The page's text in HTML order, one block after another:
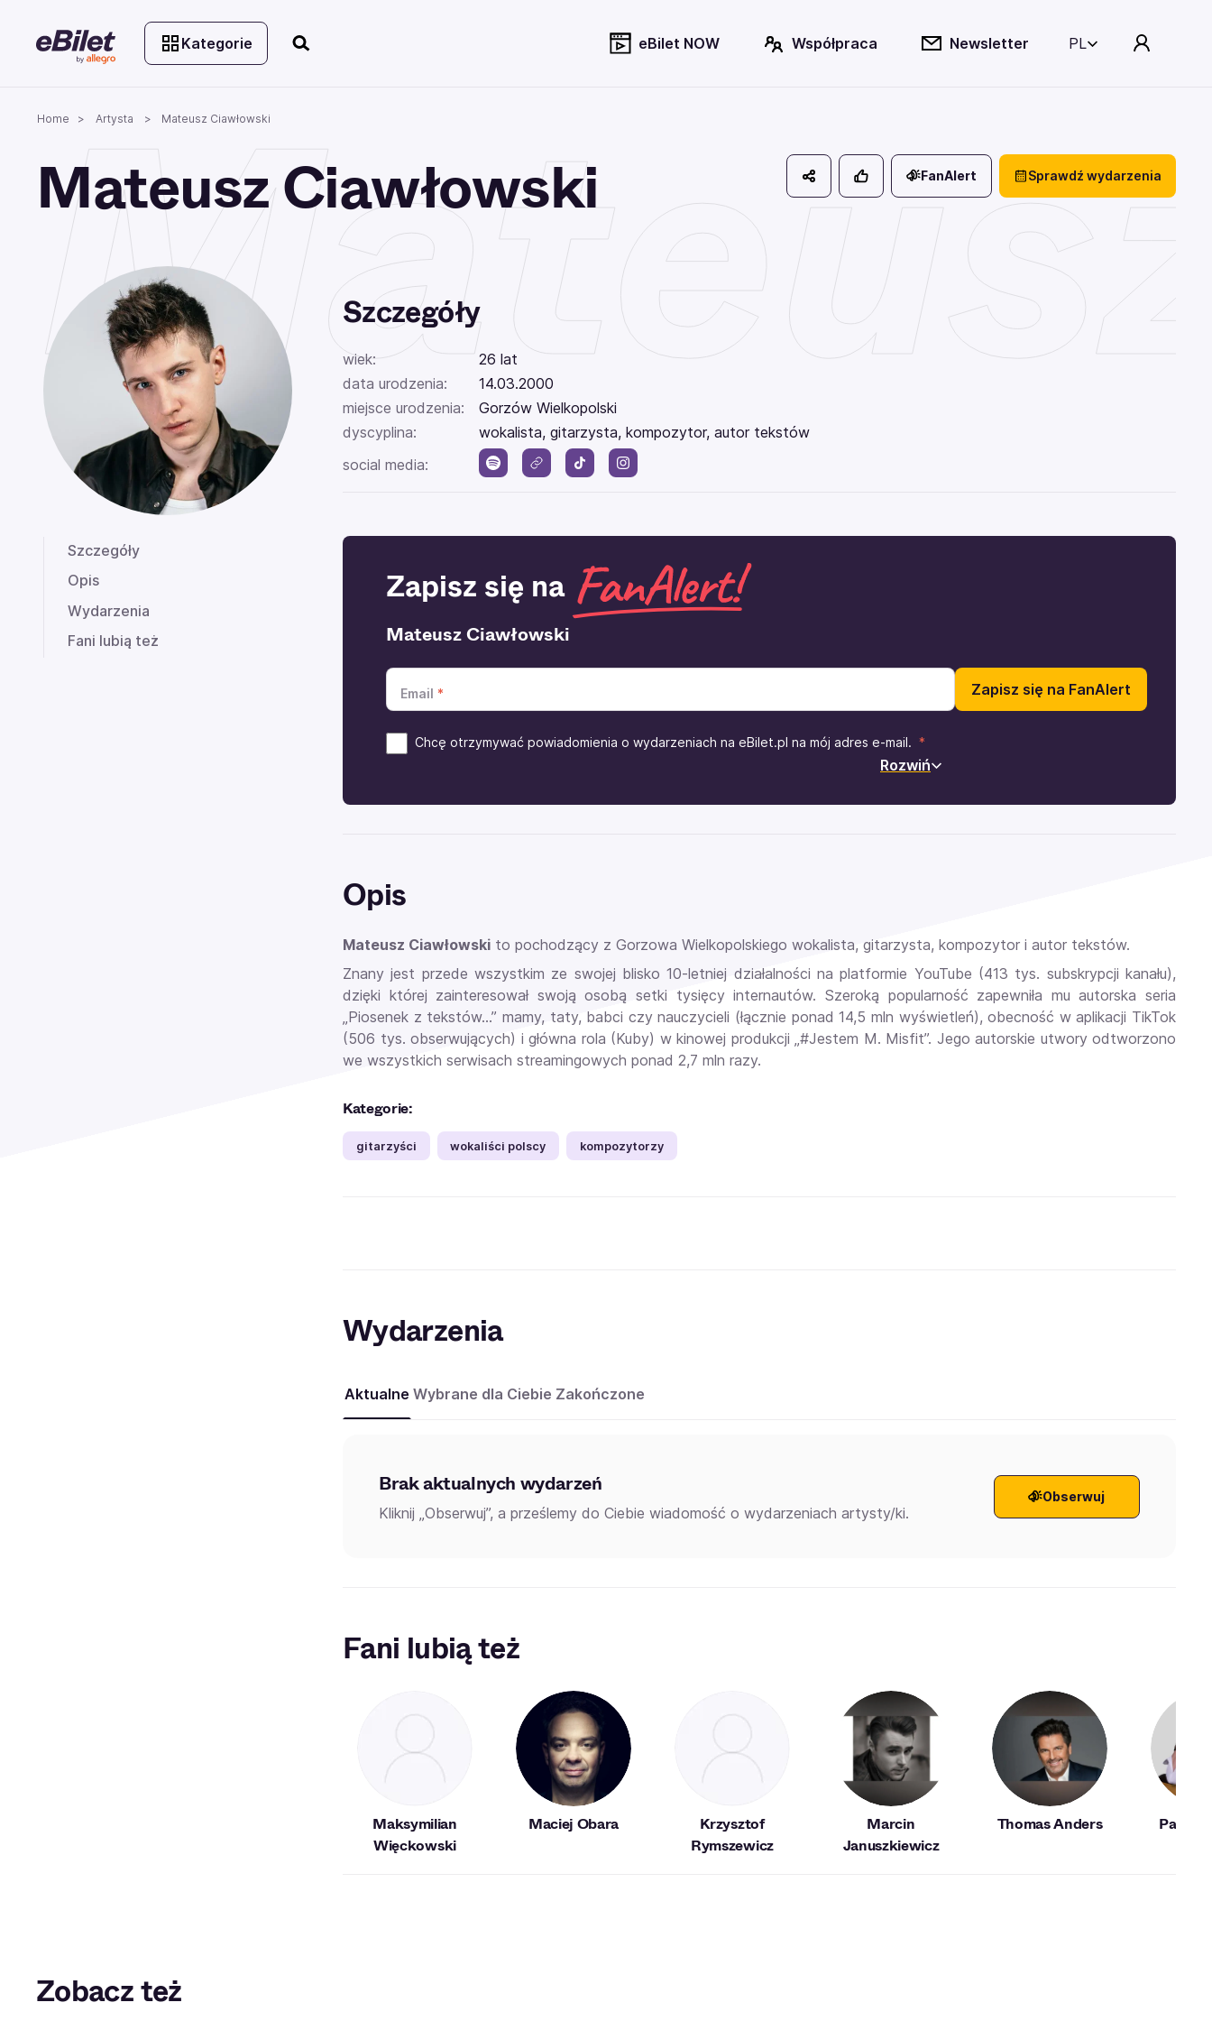
Kategorie eBilet NOW Współpraca Newsletter PL
Home Artysta Mateusz Ciawłowski
Mateusz Ciawłowski FanAlert Sprawdź wydarzenia
Szczegóły
Opis
Wydarzenia
Fani lubią też
Szczegóły
wiek:
26 lat
data urodzenia:
14.03.2000
miejsce urodzenia:
Gorzów Wielkopolski
dyscyplina:
wokalista, gitarzysta, kompozytor, autor tekstów
social media:
Zapisz się na
Mateusz Ciawłowski
Email Zapisz się na FanAlert
Chcę otrzymywać powiadomienia o wydarzeniach na eBilet.pl na mój adres e-mail.
Rozwiń
Opis
Mateusz Ciawłowski to pochodzący z Gorzowa Wielkopolskiego wokalista, gitarzysta, kompozytor i autor tekstów.
Znany jest przede wszystkim ze swojej blisko 10-letniej działalności na platformie YouTube (413 tys. subskrypcji kanału),
dzięki której zainteresował swoją osobą setki tysięcy internautów. Szeroką popularność zapewniła mu autorska seria
„Piosenek z tekstów…” mamy, taty, babci czy nauczycieli (łącznie ponad 14,5 mln wyświetleń), obecność w aplikacji TikTok
(506 tys. obserwujących) i główna rola (Kuby) w kinowej produkcji „#Jestem M. Misfit”. Jego autorskie utwory odtworzono
we wszystkich serwisach streamingowych ponad 2,7 mln razy.
Kategorie:
gitarzyści wokaliści polscy kompozytorzy
Wydarzenia
Aktualne Wybrane dla Ciebie Zakończone
Brak aktualnych wydarzeń
Kliknij „Obserwuj”, a prześlemy do Ciebie wiadomość o wydarzeniach artysty/ki.
Obserwuj
Fani lubią też
Maksymilian
Więckowski
Maciej Obara
Krzysztof
Rymszewicz
Marcin
Januszkiewicz
Thomas Anders Paweł
Zobacz też